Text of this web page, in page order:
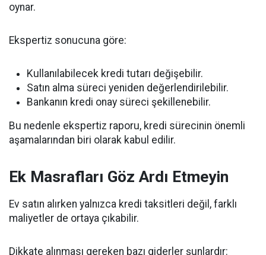
oynar.
Ekspertiz sonucuna göre:
Kullanılabilecek kredi tutarı değişebilir.
Satın alma süreci yeniden değerlendirilebilir.
Bankanın kredi onay süreci şekillenebilir.
Bu nedenle ekspertiz raporu, kredi sürecinin önemli
aşamalarından biri olarak kabul edilir.
Ek Masrafları Göz Ardı Etmeyin
Ev satın alırken yalnızca kredi taksitleri değil, farklı
maliyetler de ortaya çıkabilir.
Dikkate alınması gereken bazı giderler şunlardır: